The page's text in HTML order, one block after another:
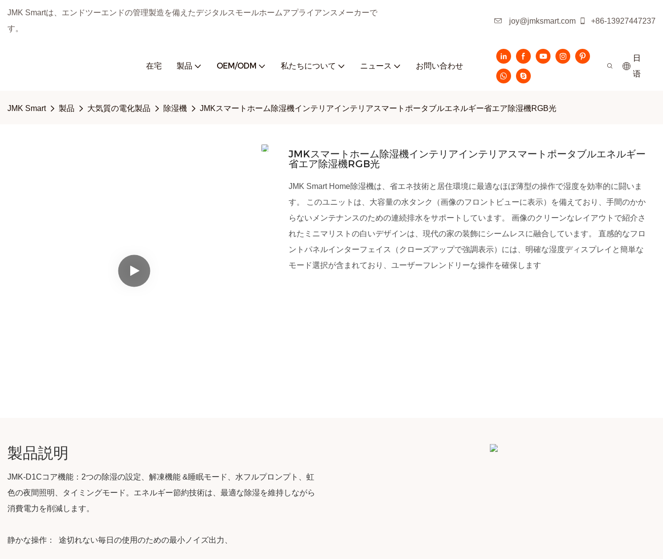
JMK Smartは、エンドツーエンドの管理製造を備えたデジタルスモールホームアプライアンスメーカーで
す。
joy@jmksmart.com +86-13927447237
在宅 製品 OEM/ODM 私たちについて ニュース お問い合わせ
日
语
JMK Smart 製品 大気質の電化製品 除湿機 JMKスマートホーム除湿機インテリアインテリアスマートポータブルエネルギー省エア除湿機RGB光
JMKスマートホーム除湿機インテリアインテリアスマートポータブルエネルギー
省エア除湿機RGB光
JMK Smart Home除湿機は、省エネ技術と居住環境に最適なほぼ薄型の操作で湿度を効率的に闘いま
す。 このユニットは、大容量の水タンク（画像のフロントビューに表示）を備えており、手間のかか
らないメンテナンスのための連続排水をサポートしています。 画像のクリーンなレイアウトで紹介さ
れたミニマリストの白いデザインは、現代の家の装飾にシームレスに融合しています。 直感的なフロ
ントパネルインターフェイス（クローズアップで強調表示）には、明確な湿度ディスプレイと簡単な
モード選択が含まれており、ユーザーフレンドリーな操作を確保します
製品説明
JMK-D1Cコア機能：2つの除湿の設定、解凍機能 &睡眠モード、水フルプロンプト、虹
色の夜間照明、タイミングモード。エネルギー節約技術は、最適な除湿を維持しながら
消費電力を削減します。
静かな操作： 途切れない毎日の使用のための最小ノイズ出力、